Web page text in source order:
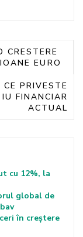
CRESTERE
EURO
PRIVESTE
FINANCIAR
ACTUAL
cu 12%, la
global de
în creștere